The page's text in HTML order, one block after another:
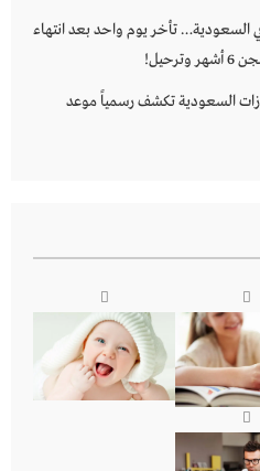
السعودية… تأخر يوم واحد بعد انتهاء
السعودية تكشف رسمياً موعد